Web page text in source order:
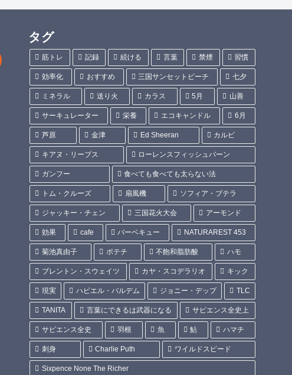
タグ
筋トレ 記録 続ける 言葉 禁煙 習慣
効率化 おすすめ 三国サンセットビーチ 七夕
ミネラル 送り火 カラス 5月 山善
サーキュレーター 栄養 エコキャンドル 6月
芦原 金津 Ed Sheeran カルビ
キアヌ・リーブス ローレンスフィッシュバーン
ガンフー 食べても食べても太らない法
トム・クルーズ 扇風機 ソフィア・ブテラ
ジャッキー・チェン 三国花火大会 アーモンド
効果 cafe バーベキュー NATURAREST 453
菊池真由子 ポテチ 不飽和脂肪酸 ハモ
ブレントン・スウェイツ カヤ・スコデラリオ キック
現実 ハビエル・バルデム ジョニー・デップ TLC
TANITA 言葉にできるは武器になる サピエンス全史上
サピエンス全史 羽根 魚 鮎 ハマチ
刺身 Charlie Puth ワイルドスピード
Sixpence None The Richer